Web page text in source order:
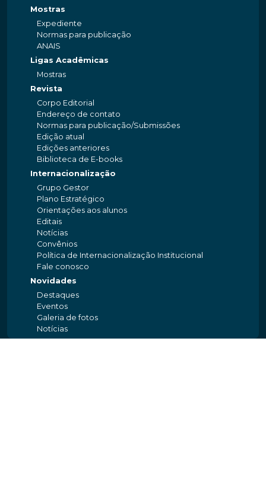
Mostras
Expediente
Normas para publicação
ANAIS
Ligas Acadêmicas
Mostras
Revista
Corpo Editorial
Endereço de contato
Normas para publicação/Submissões
Edição atual
Edições anteriores
Biblioteca de E-books
Internacionalização
Grupo Gestor
Plano Estratégico
Orientações aos alunos
Editais
Notícias
Convênios
Política de Internacionalização Institucional
Fale conosco
Novidades
Destaques
Eventos
Galeria de fotos
Notícias